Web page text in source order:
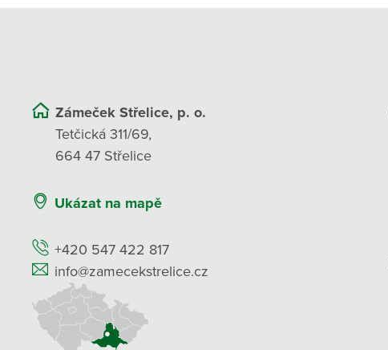
Zámeček Střelice, p. o.
Tetčická 311/69,
664 47 Střelice
Ukázat na mapě
+420 547 422 817
info@zamecekstrelice.cz